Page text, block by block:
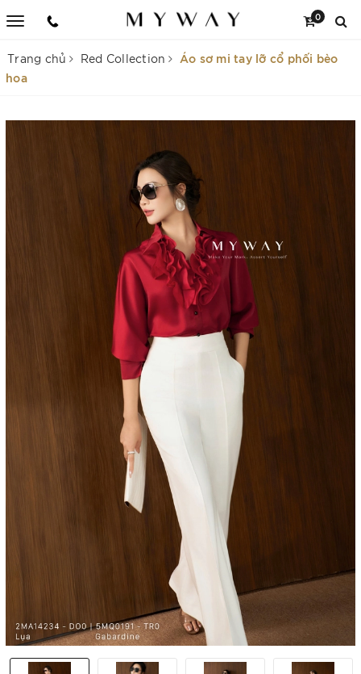
0
Trang chủ Red Collection
Áo sơ mi tay lỡ cổ phối bèo
hoa